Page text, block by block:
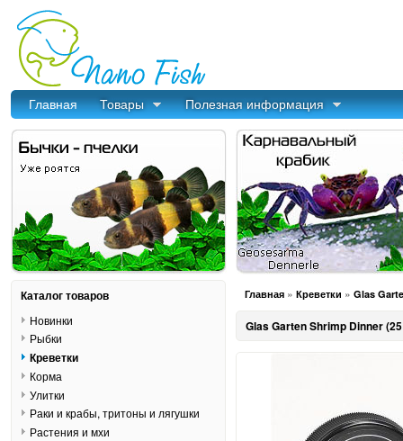
Главная Товары Полезная информация
Главная » Креветки » Glas
Glas Garten Shrimp Dinner
Каталог товаров
Новинки
Рыбки
Креветки
Корма
Улитки
Раки и крабы, тритоны и лягушки
Растения и мхи